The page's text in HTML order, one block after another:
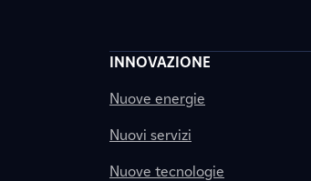
INNOVAZIONE
Nuove energie
Nuovi servizi
Nuove tecnologie